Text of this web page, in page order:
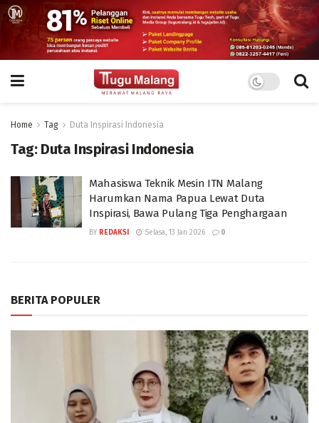
Home Tag Duta Inspirasi Indonesia
Tag: Duta Inspirasi Indonesia
Mahasiswa Teknik Mesin ITN Malang
Harumkan Nama Papua Lewat Duta
Inspirasi, Bawa Pulang Tiga Penghargaan
BY REDAKSI Selasa, 13 Jan 2026 0
BERITA POPULER